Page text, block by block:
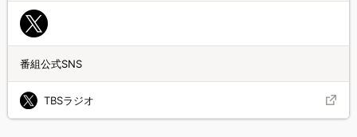
番組公式SNS
TBSラジオ